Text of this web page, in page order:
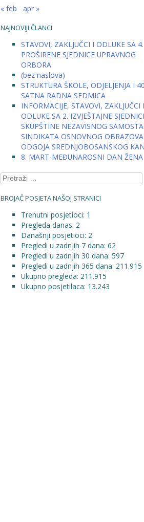
« feb apr »
NAJNOVIJI ČLANCI
STAVOVI, ZAKLJUČCI I ODLUKE SA 4.
PROŠIRENE SJEDNICE UPRAVNOG
ORBORA
(bez naslova)
STRUKTURA ŠKOLE, ODJELJENJA I 40
SATNA RADNA SEDMICA
INFORMACIJE, STAVOVI, ZAKLJUČCI I
ODLUKE SA 2. IZVJEŠTAJNE
SKUPŠTINE NEZAVISNOG
SINDIKATA OSNOVNOG
ODGOJA SREDNJOBOSANSKOG
8. MART-MEĐUNAROSNI DAN ŽENA
Pretraga:
BROJAČ POSJETA NAŠOJ STRANICI
Trenutni posjetioci: 1
Pregleda danas: 2
Današnji posjetioci: 2
Pregledi u zadnjih 7 dana: 62
Pregledi u zadnjih 30 dana: 597
Pregledi u zadnjih 365 dana: 211.915
Ukupno pregleda: 211.915
Ukupno posjetilaca: 13.243